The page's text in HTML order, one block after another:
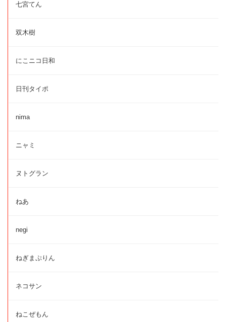
七宮てん
双木樹
にこニコ日和
日刊タイポ
nima
ニャミ
ヌトグラン
ねあ
negi
ねぎまぷりん
ネコサン
ねこぜもん